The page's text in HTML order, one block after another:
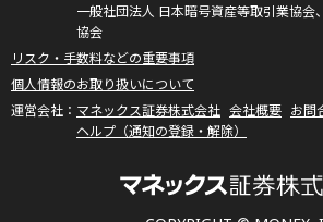
一般社団法人 日本暗号資産等取引業協会
協会
リスク・手数料などの重要事項
個人情報のお取り扱いについて
マネックス証券株式会社 会社概要 お問
ヘルプ（通知の登録・解除）